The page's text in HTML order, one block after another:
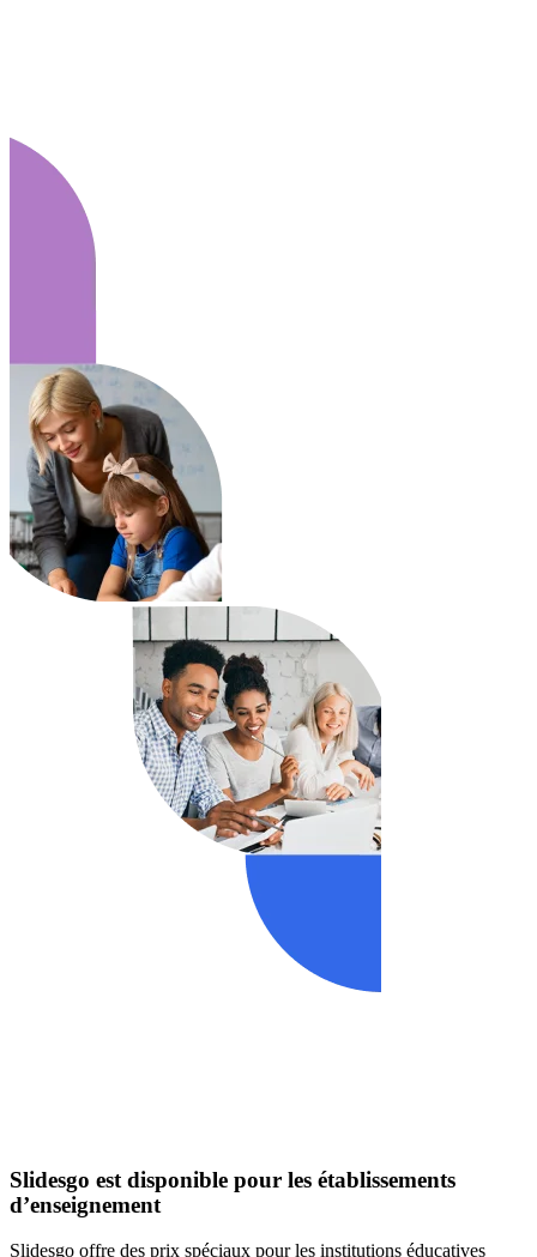
Slidesgo est disponible pour les établissements
d’enseignement
Slidesgo offre des prix spéciaux pour les institutions éducatives